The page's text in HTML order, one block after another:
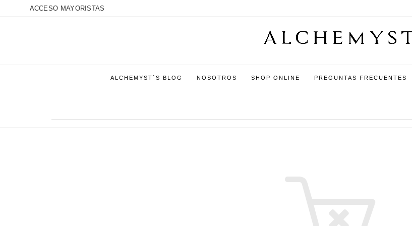
ACCESO MAYORISTAS
ALCHEMYST´S BLOG NOSOTROS SHOP ONLINE PREGUNTAS FRECUENTES